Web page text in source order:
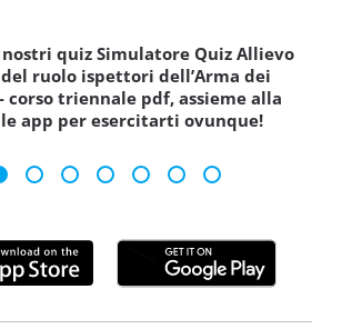
quiz Simulatore Quiz Allievo
ruolo ispettori dell’Arma dei
corso triennale pdf, assieme alla
app per esercitarti ovunque!